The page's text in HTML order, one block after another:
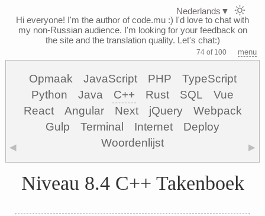
Hi everyone! I'm the author of code.mu :) I'd love to chat with
my non-Russian audience. I'm looking for your feedback on
the site and the translation quality. Let's chat:)
74 of 100 menu
Opmaak JavaScript PHP
TypeScript
Python
Java C++ Rust SQL
Vue
React
Angular Next jQuery
Webpack
Gulp
Terminal Internet
Deploy
Woordenlijst
◀ ▶
Niveau 8.4 C++ Takenboek
Nederlands ▼